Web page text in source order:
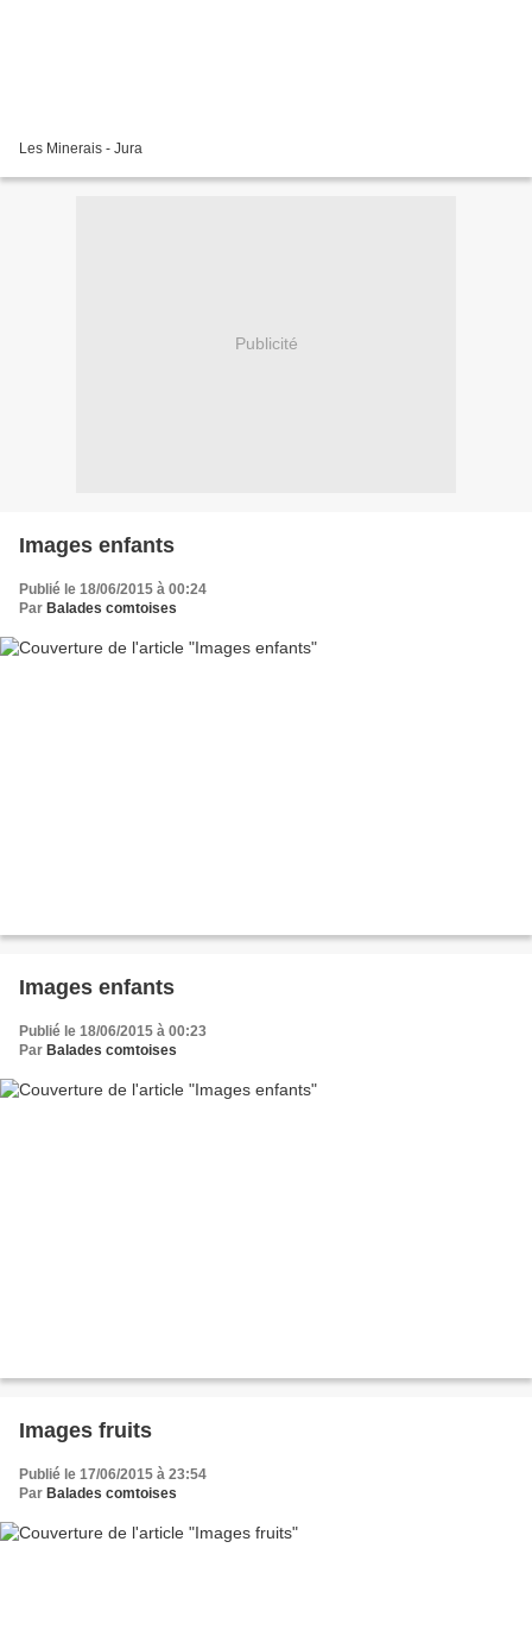
Les Minerais - Jura
Publicité
Images enfants
Publié le 18/06/2015 à 00:24
Par Balades comtoises
Images enfants
Publié le 18/06/2015 à 00:23
Par Balades comtoises
Images fruits
Publié le 17/06/2015 à 23:54
Par Balades comtoises